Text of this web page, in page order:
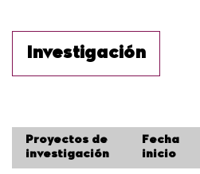
Investigación
Proyectos de
investigación
Fecha
inicio